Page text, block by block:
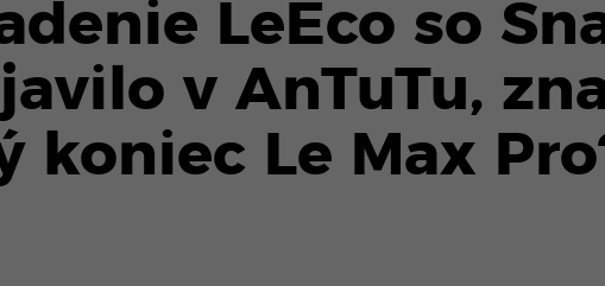
LeEco so
v AnTuTu,
koniec Le Max